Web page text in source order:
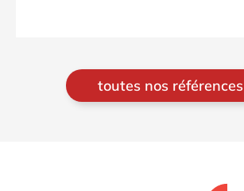
toutes nos références